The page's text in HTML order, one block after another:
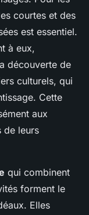
courtes et des
est essentiel.
à eux,
découverte de
culturels, qui
Cette
aux
de leurs
qui combinent
forment le
Elles